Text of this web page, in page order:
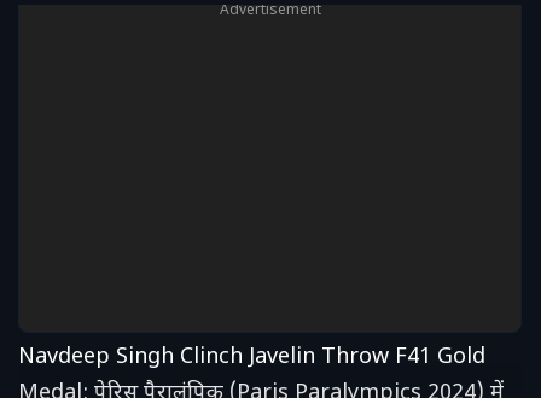
Advertisement
Navdeep Singh Clinch Javelin Throw F41 Gold